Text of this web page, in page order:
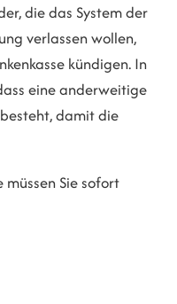
die das System der
verlassen wollen,
kündigen. In
eine anderweitige
damit die
müssen Sie sofort